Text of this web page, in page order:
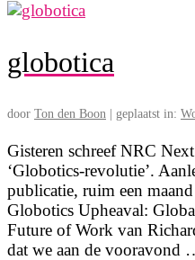
globotica
door Ton den Boon geplaatst in:
Gisteren schreef NRC
‘Globotics-revolutie’.
publicatie, ruim een
Globotics Upheaval:
Future of Work van
dat we aan de vooravond